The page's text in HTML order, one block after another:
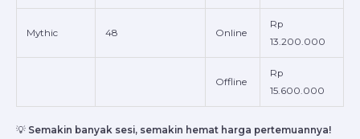
Mythic 48 Online
Rp
13.200.000
Offline
Rp
15.600.000
💡 Semakin banyak sesi, semakin hemat harga pertemuannya!